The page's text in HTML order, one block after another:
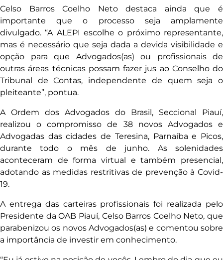
Celso Barros Coelho Neto destaca ainda que é
importante que o processo seja amplamente
divulgado. “A ALEPI escolhe o próximo representante,
mas é necessário que seja dada a devida visibilidade e
opção para que Advogados(as) ou profissionais de
outras áreas técnicas possam fazer jus ao Conselho do
Tribunal de Contas, independente de quem seja o
pleiteante”, pontua.
A Ordem dos Advogados do Brasil, Seccional Piauí,
realizou o compromisso de 38 novos Advogados e
Advogadas das cidades de Teresina, Parnaíba e Picos,
durante todo o mês de junho. As solenidades
aconteceram de forma virtual e também presencial,
adotando as medidas restritivas de prevenção à Covid-
19.
A entrega das carteiras profissionais foi realizada pelo
Presidente da OAB Piauí, Celso Barros Coelho Neto, que
parabenizou os novos Advogados(as) e comentou sobre
a importância de investir em conhecimento.